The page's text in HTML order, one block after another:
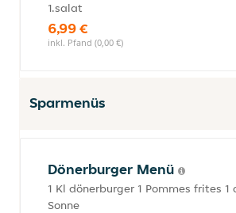
1.salat
6,99 €
inkl. Pfand (0,00 €)
Sparmenüs
Dönerburger Menü
1 Kl dönerburger 1 Pommes frites 1
Sonne